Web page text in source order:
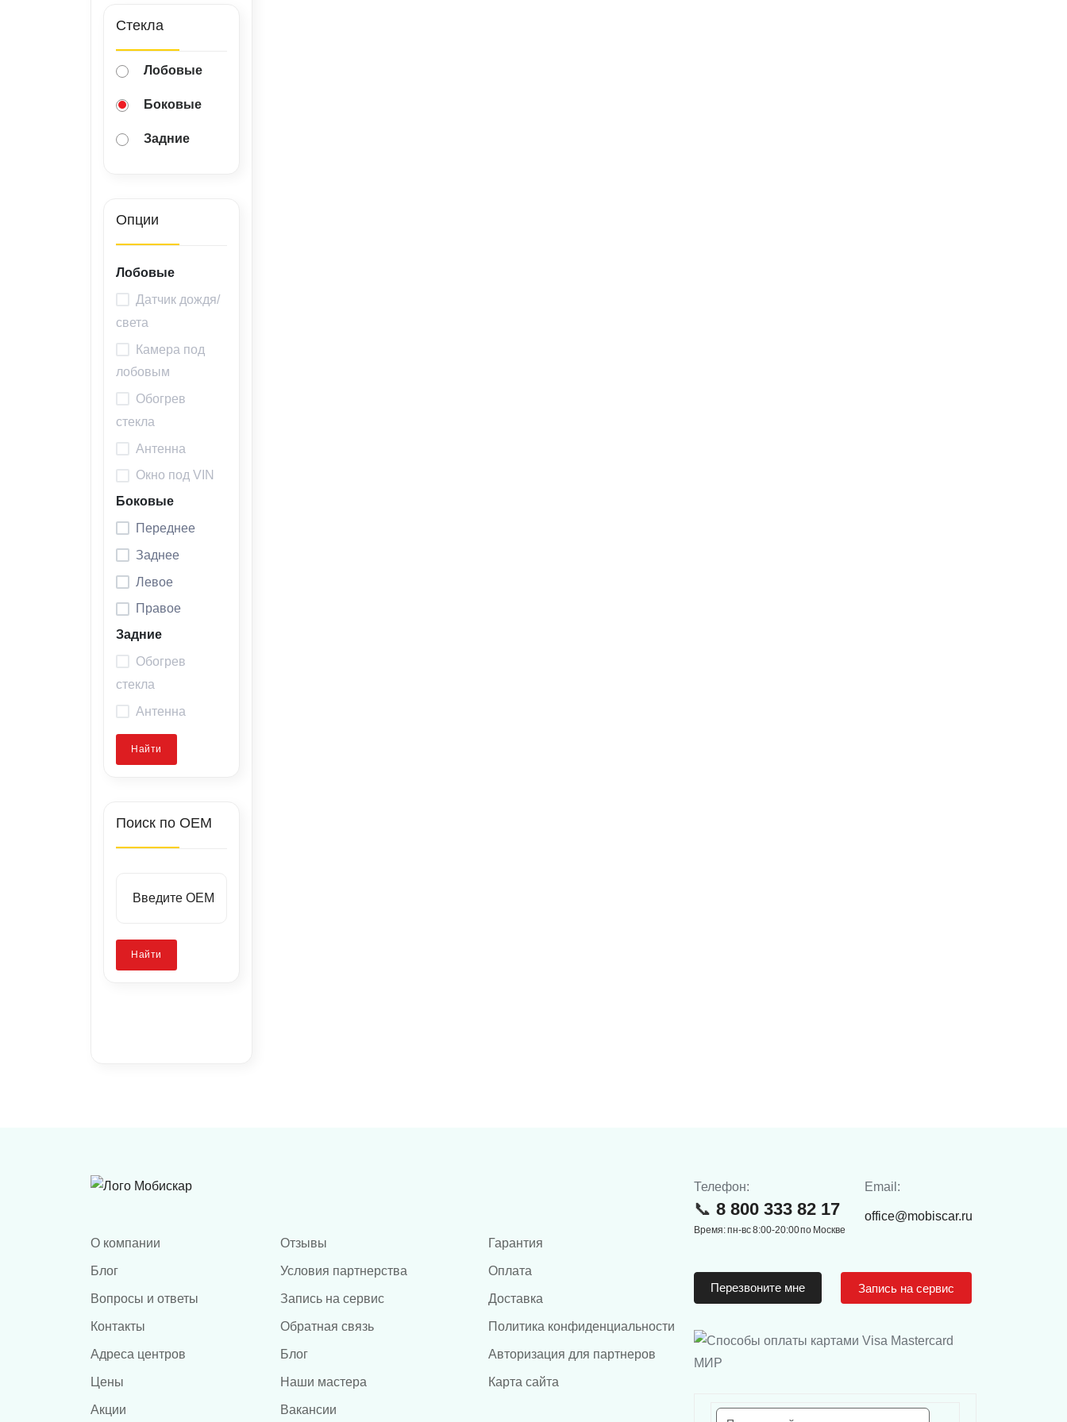
Стекла
Лобовые
Боковые
Задние
Опции
Лобовые
Датчик дождя/
света
Камера под
лобовым
Обогрев
стекла
Антенна
Окно под VIN
Боковые
Переднее
Заднее
Левое
Правое
Задние
Обогрев
стекла
Антенна
Найти
Поиск по OEM
Найти
Заводские
О компании
Блог
Вопросы и ответы
Контакты
Адреса центров
Цены
Акции
Отзывы
Условия партнерства
Запись на сервис
Обратная связь
Блог
Наши мастера
Вакансии
Гарантия
Оплата
Доставка
Политика конфиденциальности
Авторизация для партнеров
Карта сайта
Телефон:
8 800 333 82 17
Время: пн-вс 8:00-20:00 по Москве
Email:
office@mobiscar.ru
Перезвоните мне Запись на сервис